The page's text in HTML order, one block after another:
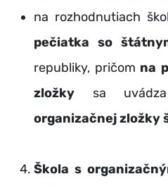
na rozhodnutiach
pečiatka so
republiky, pričom na
zložky sa
organizačnej zložky
Škola s